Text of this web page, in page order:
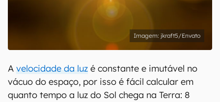
jkraft5/Envato
A velocidade da luz é constante e imutável no
vácuo do espaço, por isso é fácil calcular em
quanto tempo a luz do Sol chega na Terra: 8